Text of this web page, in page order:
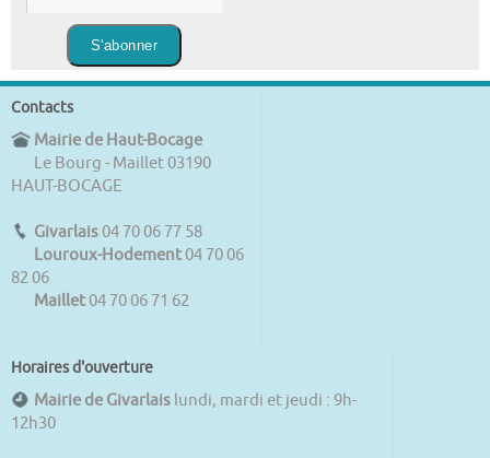
Contacts
Mairie de Haut-Bocage
Le Bourg - Maillet 03190
HAUT-BOCAGE
Givarlais 04 70 06 77 58
Louroux-Hodement 04 70 06
82 06
Maillet 04 70 06 71 62
Horaires d'ouverture
Mairie de Givarlais lundi, mardi et jeudi : 9h-
12h30